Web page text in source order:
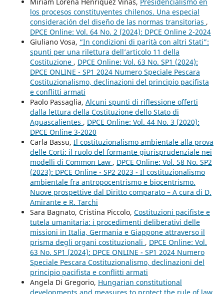
los procesos constituyentes chilenos. Una especial
consideración del diseño de las normas transitorias ,
DPCE Online: Vol. 64 No. 2 (2024): DPCE Online 2-2024
Giuliano Vosa, “In condizioni di parità con altri Stati”:
spunti per una rilettura dell’articolo 11 della
Costituzione , DPCE Online: Vol. 63 No. SP1 (2024):
DPCE ONLINE - SP1 2024 Numero Speciale Pescara
Costituzionalismo, declinazioni del principio pacifista
e conflitti armati
Paolo Passaglia, Alcuni spunti di riflessione offerti
dalla lettura della Costituzione dello Stato di
Aguascalientes , DPCE Online: Vol. 44 No. 3 (2020):
DPCE Online 3-2020
Carla Bassu, Il costituzionalismo ambientale alla prova
delle Corti: il ruolo del formante giurisprudenziale nei
modelli di Common Law , DPCE Online: Vol. 58 No. SP2
(2023): DPCE Online - SP2 2023 - Il costituzionalismo
ambientale fra antropocentrismo e biocentrismo.
Nuove prospettive dal Diritto comparato – A cura di D.
Amirante e R. Tarchi
Sara Bagnato, Cristina Piccolo, Costituzioni pacifiste e
tutela umanitaria: i procedimenti deliberativi delle
missioni in Italia, Germania e Giappone attraverso il
prisma degli organi costituzionali , DPCE Online: Vol.
63 No. SP1 (2024): DPCE ONLINE - SP1 2024 Numero
Speciale Pescara Costituzionalismo, declinazioni del
principio pacifista e conflitti armati
Angela Di Gregorio, Hungarian constitutional